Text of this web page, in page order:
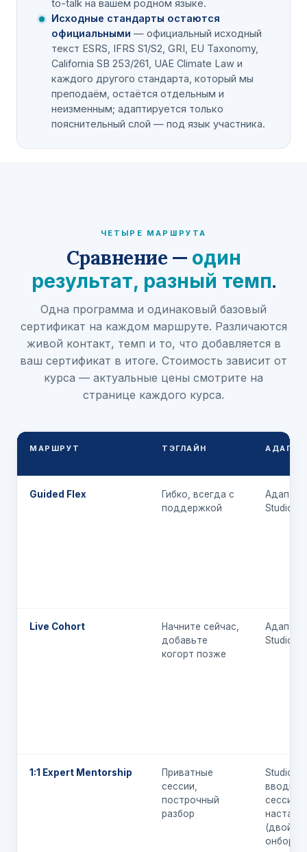
to-talk на вашем родном языке.
Исходные стандарты остаются
официальными — официальный исходный
текст ESRS, IFRS S1/S2, GRI, EU Taxonomy,
California SB 253/261, UAE Climate Law и
каждого другого стандарта, который мы
преподаём, остаётся отдельным и
неизменным; адаптируется только
пояснительный слой — под язык участника.
ЧЕТЫРЕ МАРШРУТА
Сравнение — один
результат, разный темп.
Одна программа и одинаковый базовый
сертификат на каждом маршруте. Различаются
живой контакт, темп и то, что добавляется в
ваш сертификат в итоге. Стоимость зависит от
курса — актуальные цены смотрите на
странице каждого курса.
МАРШРУТ ТЭГЛАЙН
Guided Flex
Гибко, всегда с
поддержкой
Studio
Live Cohort
Начните сейчас,
добавьте
когорт позже
Studio
1:1 Expert Mentorship
Приватные
сессии,
построчный
разбор
Studio +
вводная
сессия с